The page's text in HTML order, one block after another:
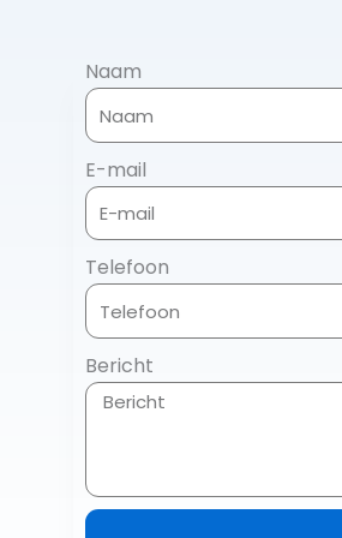
Naam
E-mail
Telefoon
Bericht